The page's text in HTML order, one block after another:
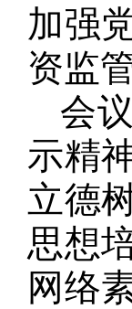
加强
资监
会
示精
立德
思想
网络